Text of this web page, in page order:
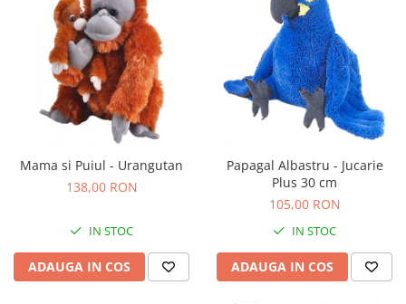
Mama si Puiul - Urangutan
138,00 RON
IN STOC
ADAUGA IN COS
Papagal Albastru - Jucarie
Plus 30 cm
105,00 RON
IN STOC
ADAUGA IN COS